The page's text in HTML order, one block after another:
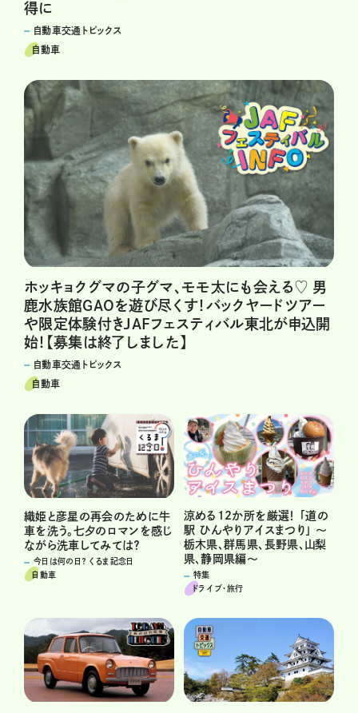
得に
自動車交通トピックス
自動車
ホッキョクグマの子グマ、モモ太にも会える♡ 男
鹿水族館GAOを遊び尽くす！バックヤードツアー
や限定体験付きJAFフェスティバル東北が申込開
始！【募集は終了しました】
自動車交通トピックス
自動車
織姫と彦星の再会のために牛
車を洗う。七夕のロマンを感じ
ながら洗車してみては？
今日は何の日？ くるま記念日
自動車
涼める12か所を厳選！ 「道の
駅 ひんやりアイスまつり」 ～
栃木県、群馬県、長野県、山梨
県、静岡県編～
特集
ドライブ･旅行